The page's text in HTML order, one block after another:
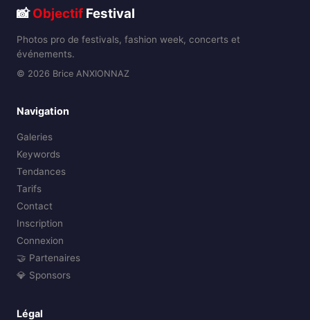
📸Objectif Festival
Photos pro de festivals, fashion week, concerts et
événements.
© 2026 Brice ANXIONNAZ
Navigation
Galeries
Keywords
Tendances
Tarifs
Contact
Inscription
Connexion
🤝 Partenaires
💎 Sponsors
Légal